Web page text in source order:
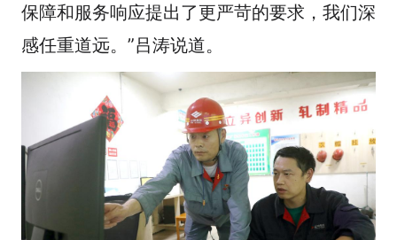
保障和服务响应提出了更严苛的要求，我们深
感任重道远。”吕涛说道。